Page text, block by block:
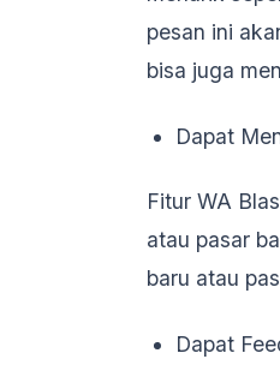
pesan ini
bisa juga
Dapat
Fitur WA
atau pasar
baru atau
Dapat